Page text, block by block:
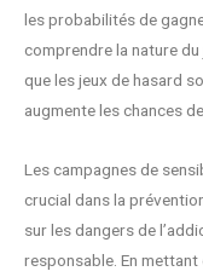
les probabilités de
comprendre la nature
que les jeux de hasard
augmente les chances
Les campagnes de
crucial dans la
sur les dangers de
responsable. En